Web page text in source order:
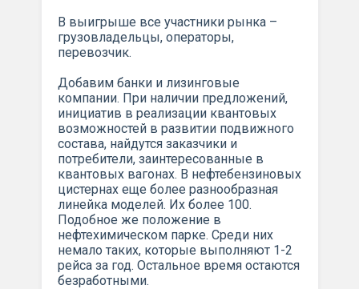
В выигрыше все участники рынка –
грузовладельцы, операторы,
перевозчик.
Добавим банки и лизинговые
компании. При наличии предложений,
инициатив в реализации квантовых
возможностей в развитии подвижного
состава, найдутся заказчики и
потребители, заинтересованные в
квантовых вагонах. В нефтебензиновых
цистернах еще более разнообразная
линейка моделей. Их более 100.
Подобное же положение в
нефтехимическом парке. Среди них
немало таких, которые выполняют 1-2
рейса за год. Остальное время остаются
безработными.